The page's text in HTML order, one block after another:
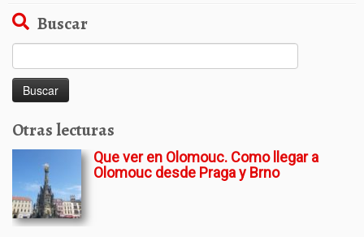
Buscar
Otras lecturas
Que ver en Olomouc. Como llegar a
Olomouc desde Praga y Brno